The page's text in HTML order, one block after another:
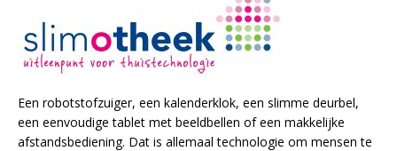
Een robotstofzuiger, een kalenderklok, een slimme deurbel,
een eenvoudige tablet met beeldbellen of een makkelijke
afstandsbediening. Dat is allemaal technologie om mensen te